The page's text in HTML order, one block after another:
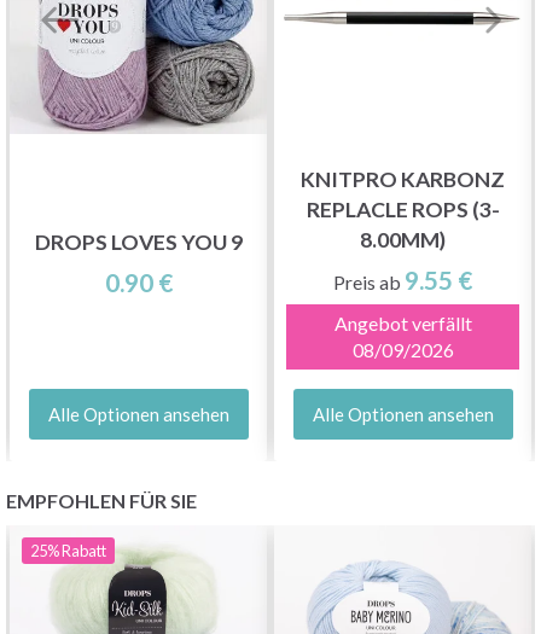
DROPS LOVES YOU 9
0.90 €
Alle Optionen ansehen
KNITPRO KARBONZ
REPLACLE ROPS (3-
8.00MM)
Preis ab 9.55 €
Angebot verfällt
08/09/2026
Alle Optionen ansehen
EMPFOHLEN FÜR SIE
25%Rabatt